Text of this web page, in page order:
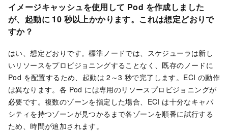
イメージキャッシュを使用して Pod を作成しました
が、起動に 10 秒以上かかります。これは想定どおりで
すか？
はい、想定どおりです。標準ノードでは、スケジューラは新し
いリソースをプロビジョニングすることなく、既存のノードに
Pod を配置するため、起動は 2～3 秒で完了します。ECI の動作
は異なります。各 Pod には専用のリソースプロビジョニングが
必要です。複数のゾーンを指定した場合、ECI は十分なキャパ
シティを持つゾーンが見つかるまで各ゾーンを順番に試行する
ため、時間が追加されます。